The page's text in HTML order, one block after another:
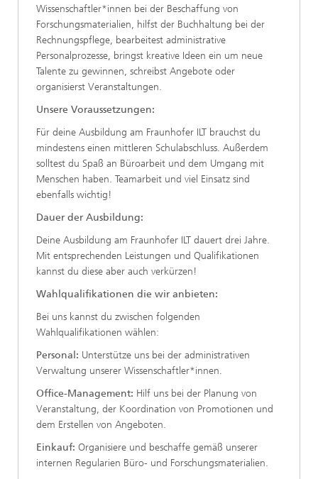
Wissenschaftler*innen bei der Beschaffung von
Forschungsmaterialien, hilfst der Buchhaltung bei der
Rechnungspflege, bearbeitest administrative
Personalprozesse, bringst kreative Ideen ein um neue
Talente zu gewinnen, schreibst Angebote oder
organisierst Veranstaltungen.
Unsere Voraussetzungen:
Für deine Ausbildung am Fraunhofer ILT brauchst du
mindestens einen mittleren Schulabschluss. Außerdem
solltest du Spaß an Büroarbeit und dem Umgang mit
Menschen haben. Teamarbeit und viel Einsatz sind
ebenfalls wichtig!
Dauer der Ausbildung:
Deine Ausbildung am Fraunhofer ILT dauert drei Jahre.
Mit entsprechenden Leistungen und Qualifikationen
kannst du diese aber auch verkürzen!
Wahlqualifikationen die wir anbieten:
Bei uns kannst du zwischen folgenden
Wahlqualifikationen wählen:
Personal: Unterstütze uns bei der administrativen
Verwaltung unserer Wissenschaftler*innen.
Office-Management: Hilf uns bei der Planung von
Veranstaltung, der Koordination von Promotionen und
dem Erstellen von Angeboten.
Einkauf: Organisiere und beschaffe gemäß unserer
internen Regularien Büro- und Forschungsmaterialien.